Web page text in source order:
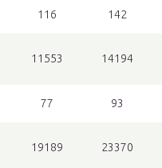
116 142
11553 14194
77 93
19189 23370